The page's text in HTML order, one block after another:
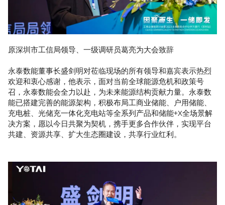
原深圳市工信局领导、一级调研员葛亮为大会致辞
永泰数能董事长盛剑明对莅临现场的所有领导和嘉宾表示热烈
欢迎和衷心感谢，他表示，面对当前全球能源危机和政策号
召，永泰数能会全力以赴，为未来能源结构贡献力量。永泰数
能已搭建完善的能源架构，积极布局工商业储能、户用储能、
充电桩、光储充一体化充电站等全系列产品和储能+X全场景解
决方案，愿以今日共聚为契机，携手更多合作伙伴，实现平台
共建、资源共享、扩大生态圈建设，共享行业红利。